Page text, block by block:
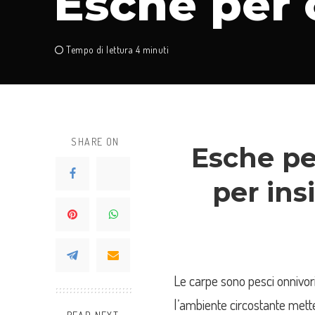
Tempo di lettura 4 minuti
SHARE ON Esche
per
Le carpe sono pesci
l’ambiente circostante